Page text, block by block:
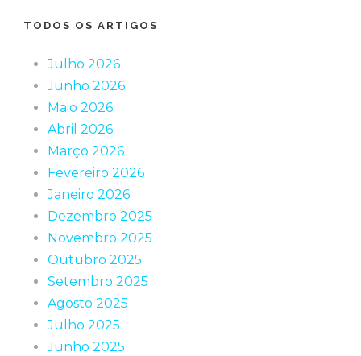
TODOS OS ARTIGOS
Julho 2026
Junho 2026
Maio 2026
Abril 2026
Março 2026
Fevereiro 2026
Janeiro 2026
Dezembro 2025
Novembro 2025
Outubro 2025
Setembro 2025
Agosto 2025
Julho 2025
Junho 2025